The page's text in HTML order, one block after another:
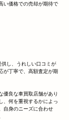
い価格での売却が期待で
し、うれしい口コミが
が丁寧で、高額査定が期
優良な車買取店舗があり
、何を重視するかによっ
自身のニーズに合わせ